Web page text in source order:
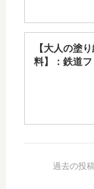
【大人の塗
料】：鉄道フ